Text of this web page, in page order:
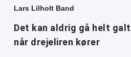
Lars Lilholt Band
Det kan aldrig gå helt
når drejeliren kører